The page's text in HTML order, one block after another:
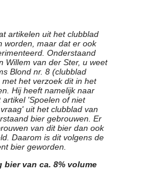
artikelen uit het clubblad
worden, maar dat er ook
Onderstaand
Willem van der Ster, u weet
Blond nr. 8 (clubblad
het verzoek dit in het
Hij heeft namelijk naar
'Spoelen of niet
uit het clubblad van
bier gebrouwen. Er
van dit bier dan ook
Daarom is dit volgens de
bier geworden.
bier van ca. 8% volume
Home